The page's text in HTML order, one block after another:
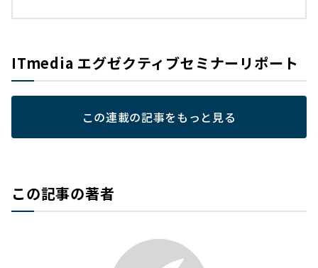
ITmedia エグゼクティブセミナーリポート
この連載の記事をもっと見る
この記事の著者